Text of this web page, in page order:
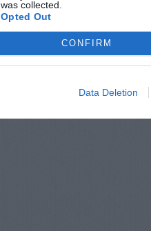
was collected.
Opted Out
CONFIRM
Data Deletion